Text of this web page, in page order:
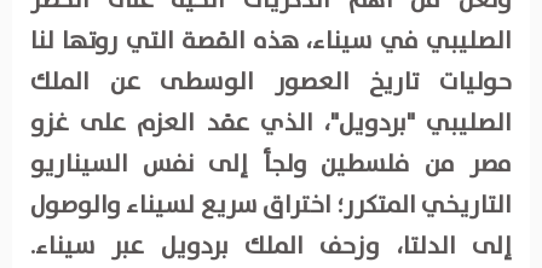
الصليبي في سيناء، هذه القصة التي روتها لنا
حوليات تاريخ العصور الوسطى عن الملك
الصليبي "بردويل"، الذي عقد العزم على غزو
مصر من فلسطين ولجأ إلى نفس السيناريو
التاريخي المتكرر؛ اختراق سريع لسيناء والوصول
إلى الدلتا، وزحف الملك بردويل عبر سيناء.